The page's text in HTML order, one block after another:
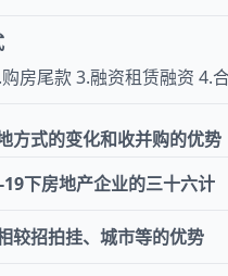
房尾款 3.融资租赁融资 4.
方式的变化和收并购的优势
19下房地产企业的三十六计
较招拍挂、城市等的优势